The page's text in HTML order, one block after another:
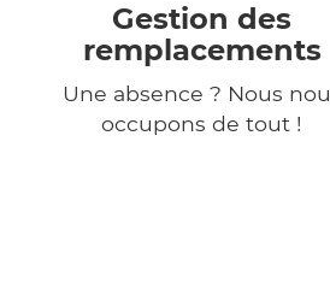
Gestion des
remplacements
Une absence ? Nous
occupons de tout !